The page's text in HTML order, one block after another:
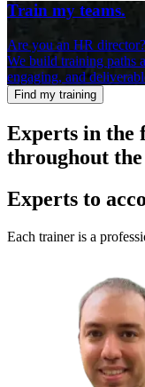
Train my teams.
Are you an HR director?
We build training paths
engaging, and
Find my training
Experts in the
throughout the
Experts to
Each trainer is a